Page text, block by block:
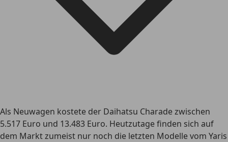
Als Neuwagen kostete der Daihatsu Charade zwischen
5.517 Euro und 13.483 Euro. Heutzutage finden sich auf
dem Markt zumeist nur noch die letzten Modelle vom Yaris